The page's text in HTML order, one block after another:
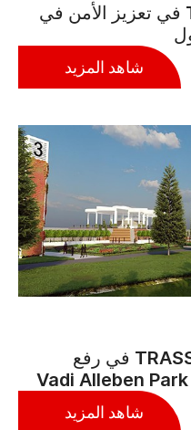
كيف ساهم نظام TRASSIR في تعزيز الأمن في
شاهد المزيد
كيف ساهم تطبيق نظام TRASSIR في رفع
شاهد المزيد